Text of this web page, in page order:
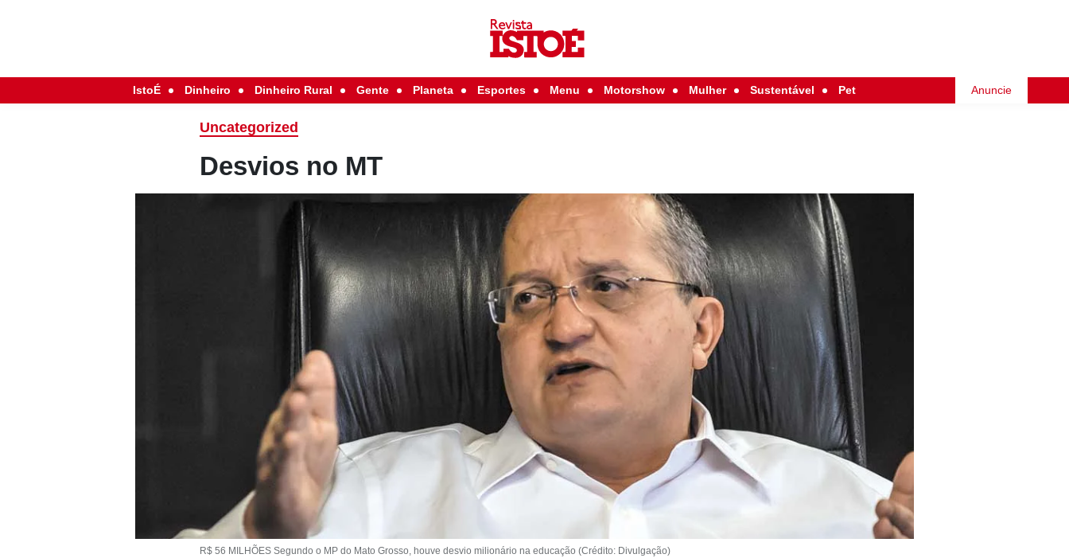
IstoÉ Dinheiro Dinheiro Rural Gente Planeta Esportes Menu Motorshow Mulher Sustentável Pet Anuncie
Uncategorized
Desvios no MT
R$ 56 MILHÕES Segundo o MP do Mato Grosso, houve desvio milionário na educação (Crédito: Divulgação)